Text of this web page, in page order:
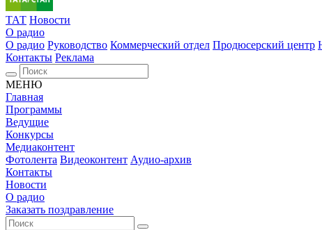
ТАТ Новости
О радио
О радио Руководство Коммерческий отдел Продюсерский центр
Контакты Реклама
МЕНЮ
Главная
Программы
Ведущие
Конкурсы
Медиаконтент
Фотолента Видеоконтент Аудио-архив
Контакты
Новости
О радио
Заказать поздравление